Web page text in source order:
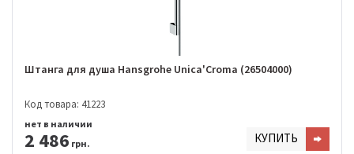
Штанга для душа Hansgrohe Unica'Croma (26504000)
Код товара: 41223
2 486 грн.
нет в наличии
КУПИТЬ